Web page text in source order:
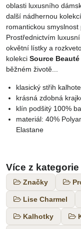
oblasti luxusního
další nádhernou
romantickou
Prostřednictvím
okvětní lístky a
kolekci Source Beauté
běžném životě...
klasický střih
krásná zdobná
klín podšitý 100%
materiál: 40%
Elastane
Více z kategorie
Značky
Lise Charmel
Kalhotky